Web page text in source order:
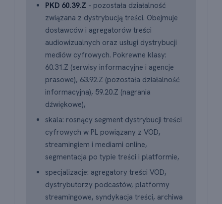
PKD 60.39.Z - pozostała działalność
związana z dystrybucją treści. Obejmuje
dostawców i agregatorów treści
audiowizualnych oraz usługi dystrybucji
mediów cyfrowych. Pokrewne klasy:
60.31.Z (serwisy informacyjne i agencje
prasowe), 63.92.Z (pozostała działalność
informacyjna), 59.20.Z (nagrania
dźwiękowe),
skala: rosnący segment dystrybucji treści
cyfrowych w PL powiązany z VOD,
streamingiem i mediami online,
segmentacja po typie treści i platformie,
specjalizacje: agregatory treści VOD,
dystrybutorzy podcastów, platformy
streamingowe, syndykacja treści, archiwa